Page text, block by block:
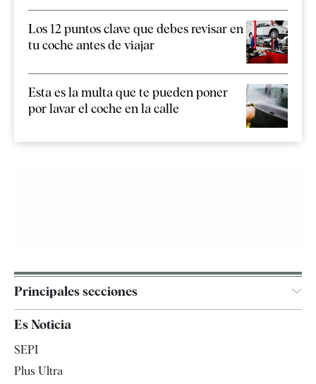
Los 12 puntos clave que debes revisar en
tu coche antes de viajar
Esta es la multa que te pueden poner
por lavar el coche en la calle
Principales secciones
Es Noticia
SEPI
Plus Ultra